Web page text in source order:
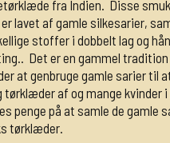
fra Indien. Disse
lavet af gamle silkesarier,
stoffer i dobbelt lag og
Det er en gammel tradition
at genbruge gamle sarier til
af og mange kvinder i
penge på at samle de gamle
tørklæder.